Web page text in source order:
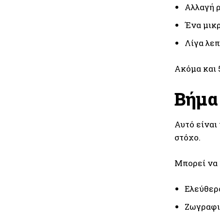
Αλλαγή
Ένα
Λίγα
Ακόμα και
Βήμα
Αυτό
στόχο.
Μπορεί να